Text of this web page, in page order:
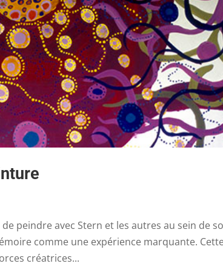
peindre avec Stern et les autres au sein de
comme une expérience marquante.
créatrices...